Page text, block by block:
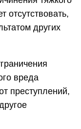
отсутствовать,
других
вреда
преступлений,